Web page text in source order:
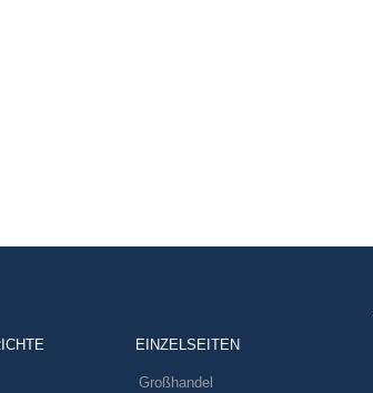
EINZELSEITEN
Großhandel